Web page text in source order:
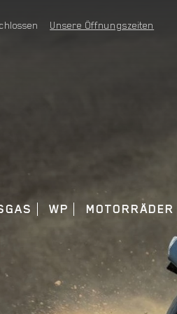
Unsere Öffnungszeiten
WP MOTORRÄDER